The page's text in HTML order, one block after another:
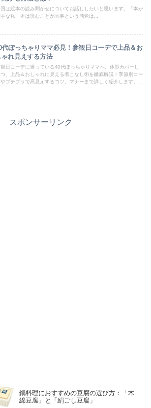
は絵本の読み聞かせについてお話ししたいと思います。「本が
な私」本は読むことが大事という感覚は...
代ぽっちゃりママ必見！参観日コーデで上品＆お
ゃれ見えする方法
日コーデに迷っている40代ぽっちゃりママへ。体型カバーし
、上品＆おしゃれに見える着こなし術を徹底解説！季節別コー
やプチプラで高見えするコツ、マナーまで詳しく紹介します。こ
スポンサーリンク
鍋料理におすすめの豆腐の選び方：「木
綿豆腐」と「絹ごし豆腐」